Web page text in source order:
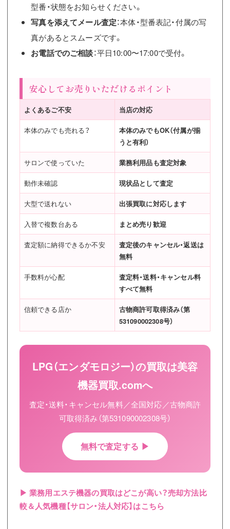
型番・状態をお知らせください。
写真を添えてメール査定：本体・型番表記・付属の写
真があるとスムーズです。
お電話でのご相談：平日10:00〜17:00で受付。
安心してお売りいただけるポイント
よくあるご不安 当店の対応
本体のみでも売れる？
本体のみでもOK（付属が揃
うと有利）
サロンで使っていた 業務利用品も査定対象
動作未確認 現状品として査定
大型で送れない 出張買取に対応します
入替で複数台ある まとめ売り歓迎
査定額に納得できるか不安
査定後のキャンセル・返送は
無料
手数料が心配
査定料・送料・キャンセル料
すべて無料
信頼できる店か
古物商許可取得済み（第
531090002308号）
LPG（エンダモロジー）の買取は美容
機器買取.comへ
査定・送料・キャンセル無料／全国対応／古物商許
可取得済み（第531090002308号）
無料で査定する ▶
▶ 業務用エステ機器の買取はどこが高い？売却方法比
較＆人気機種【サロン・法人対応】はこちら